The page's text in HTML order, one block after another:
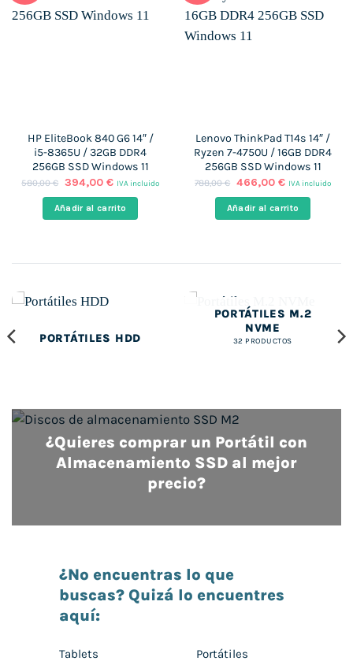
HP EliteBook 840 G6 14″ /
i5-8365U / 32GB DDR4
256GB SSD Windows 11
580,00€ El
original
era:
394,00 €El
actual
es:
IVA incluido
Añadir al carrito
Lenovo ThinkPad T14s 14″ /
Ryzen 7-4750U / 16GB DDR4
256GB SSD Windows 11
788,00€ El
original
era:
466,00 €El
actual
es:
IVA incluido
Añadir al carrito
PORTÁTILES HDD
PORTÁTILES M.2
NVME
32 PRODUCTOS
¿Quieres comprar un Portátil con
Almacenamiento SSD al mejor
precio?
¿No encuentras lo que
buscas? Quizá lo encuentres
aquí:
Tablets Portátiles